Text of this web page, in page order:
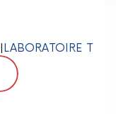
LABORATOIRE